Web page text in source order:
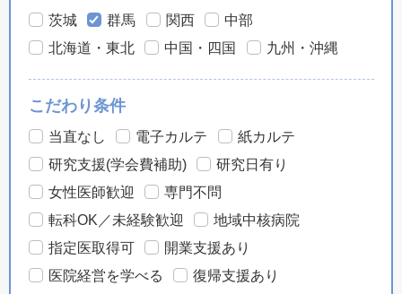
茨城
群馬 関西
中部
北海道・東北
中国・四国 九州・沖縄
こだわり条件
当直なし 電子カルテ
紙カルテ
研究支援(学会費補助)
研究日有り
女性医師歓迎
専門不問
転科OK／未経験歓迎
地域中核病院
指定医取得可
開業支援あり
医院経営を学べる
復帰支援あり